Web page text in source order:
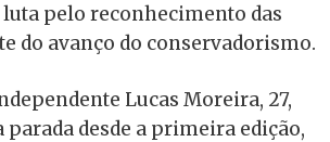
pelo reconhecimento das
do avanço do conservadorismo.
Lucas Moreira, 27,
parada desde a primeira edição,